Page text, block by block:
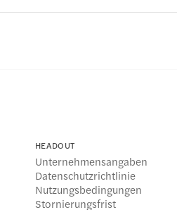
HEADOUT
Unternehmensangaben
Datenschutzrichtlinie
Nutzungsbedingungen
Stornierungsfrist